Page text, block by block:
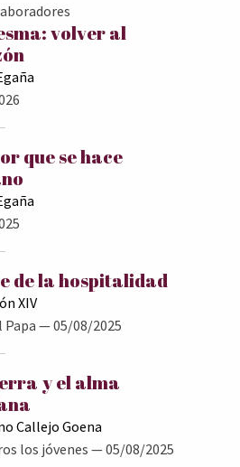
volver al
que se hace
de la hospitalidad
XIV
Papa — 05/08/2025
y el alma
Callejo Goena
los jóvenes — 05/08/2025